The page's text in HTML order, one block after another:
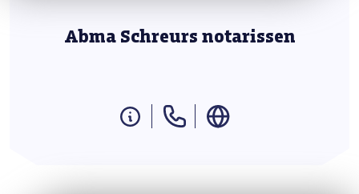
Abma Schreurs notarissen